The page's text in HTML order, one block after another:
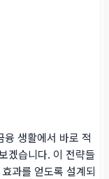
생활에서 바로 적
겠습니다. 이 전략들
과를 얻도록 설계되